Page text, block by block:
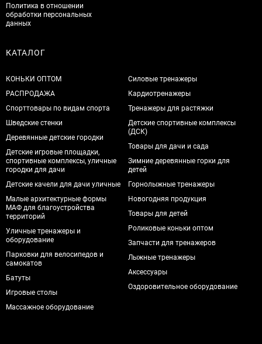
Политика в отношении
обработки персональных
данных
КАТАЛОГ
КОНЬКИ ОПТОМ
РАСПРОДАЖА
Спорттовары по видам спорта
Шведские стенки
Деревянные детские городки
Детские игровые площадки,
спортивные комплексы, уличные
городки для дачи
Детские качели для дачи уличные
Малые архитектурные формы
МАФ для благоустройства
территорий
Уличные тренажеры и
оборудование
Парковки для велосипедов и
самокатов
Батуты
Игровые столы
Массажное оборудование
Силовые тренажеры
Кардиотренажеры
Тренажеры для растяжки
Детские спортивные комплексы
(ДСК)
Товары для дачи и сада
Зимние деревянные горки для
детей
Горнолыжные тренажеры
Новогодняя продукция
Товары для детей
Роликовые коньки оптом
Запчасти для тренажеров
Лыжные тренажеры
Аксессуары
Оздоровительное оборудование